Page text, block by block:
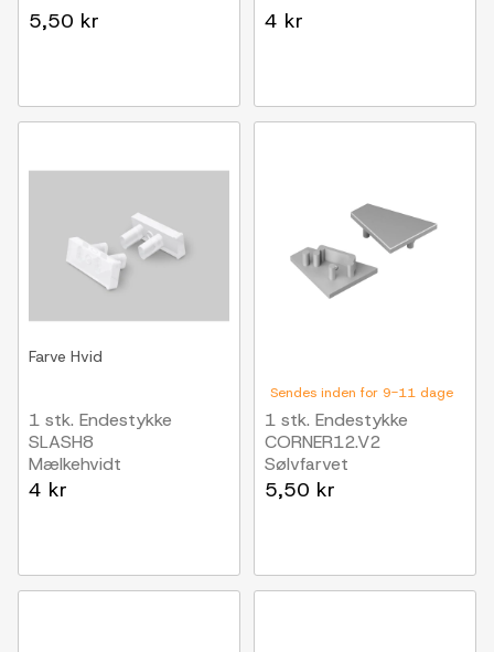
5,50 kr 4 kr
Farve Hvid
1 stk. Endestykke
SLASH8
Mælkehvidt
4 kr
Sendes inden for 9-11 dage
1 stk. Endestykke
CORNER12.V2
Sølvfarvet
5,50 kr